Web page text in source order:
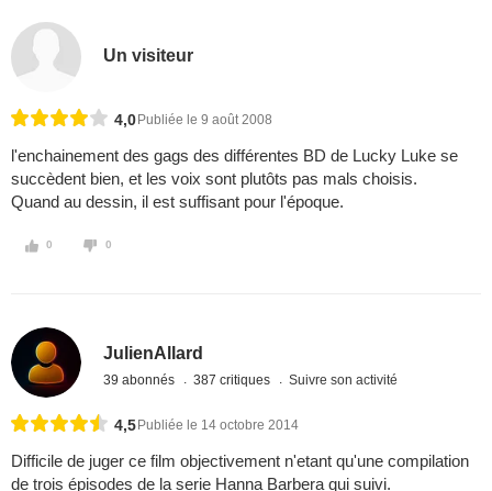
Un visiteur
4,0 Publiée le 9 août 2008
l'enchainement des gags des différentes BD de Lucky Luke se
succèdent bien, et les voix sont plutôts pas mals choisis.
Quand au dessin, il est suffisant pour l'époque.
0 0
JulienAllard
39 abonnés 387 critiques Suivre son activité
4,5 Publiée le 14 octobre 2014
Difficile de juger ce film objectivement n'etant qu'une compilation
de trois épisodes de la serie Hanna Barbera qui suivi.